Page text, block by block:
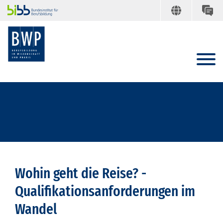
Wohin geht die Reise? -
Qualifikationsanforderungen im
Wandel